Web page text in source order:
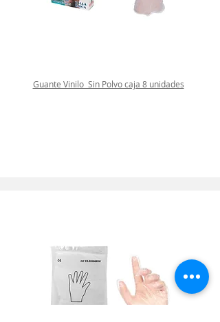
Guante Vinilo Sin Polvo caja 8 unidades